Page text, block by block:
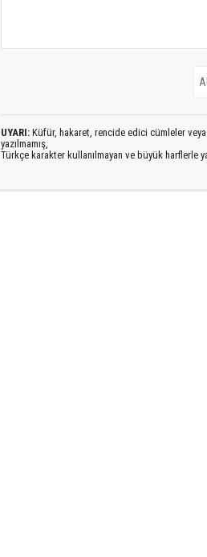
UYARI: Küfür, hakaret, rencide edici cümleler
yazılmamış,
Türkçe karakter kullanılmayan ve büyük harflerle